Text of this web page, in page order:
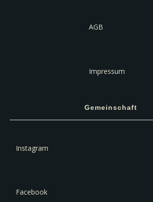
AGB
Impressum
Gemeinschaft
Instagram
Facebook